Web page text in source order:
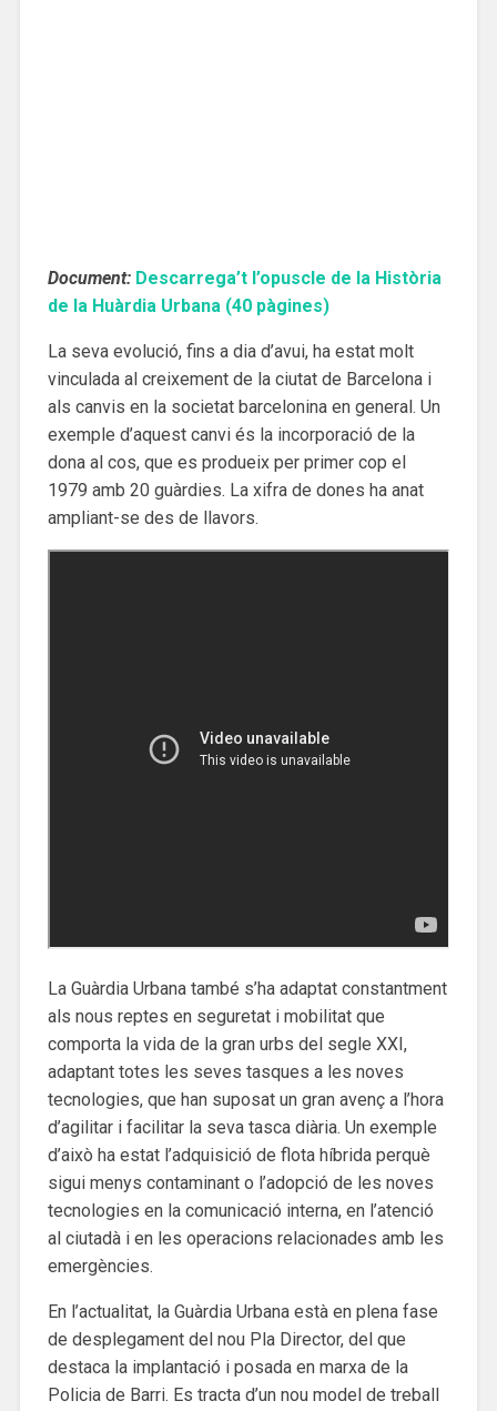
Document: Descarrega’t l’opuscle de la Història
de la Huàrdia Urbana (40 pàgines)
La seva evolució, fins a dia d’avui, ha estat molt
vinculada al creixement de la ciutat de Barcelona i
als canvis en la societat barcelonina en general. Un
exemple d’aquest canvi és la incorporació de la
dona al cos, que es produeix per primer cop el
1979 amb 20 guàrdies. La xifra de dones ha anat
ampliant-se des de llavors.
La Guàrdia Urbana també s’ha adaptat constantment
als nous reptes en seguretat i mobilitat que
comporta la vida de la gran urbs del segle XXI,
adaptant totes les seves tasques a les noves
tecnologies, que han suposat un gran avenç a l’hora
d’agilitar i facilitar la seva tasca diària. Un exemple
d’això ha estat l’adquisició de flota híbrida perquè
sigui menys contaminant o l’adopció de les noves
tecnologies en la comunicació interna, en l’atenció
al ciutadà i en les operacions relacionades amb les
emergències.
En l’actualitat, la Guàrdia Urbana està en plena fase
de desplegament del nou Pla Director, del que
destaca la implantació i posada en marxa de la
Policia de Barri. Es tracta d’un nou model de treball